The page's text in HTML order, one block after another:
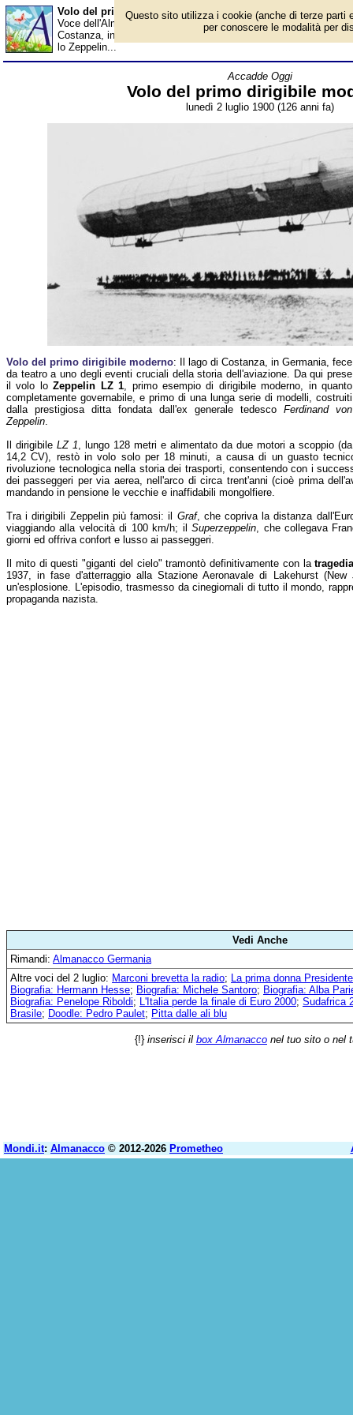
Volo del primo dirigibile moderno - Almanacco
Voce dell'Almanacco del 2 luglio, per la rubrica 'Accadde Oggi'.
Costanza, in Germania, fece da teatro a uno degli eventi
lo Zeppelin...
Accadde Oggi
Volo del primo dirigibile
lunedì 2 luglio 1900 (126 anni fa)
Volo del primo dirigibile moderno: Il lago di Costanza, in Germania, fece
da teatro a uno degli eventi cruciali della storia dell'aviazione. Da qui prese
il volo loZeppelin LZ 1, primo esempio di dirigibile moderno, in quanto
completamente governabile, e primo di una lunga serie di modelli, costruiti
dalla prestigiosa ditta fondata dall'ex generale tedesco Ferdinand von
Zeppelin.
Il dirigibile LZ 1, lungo 128 metri e alimentato da due motori a scoppio (da
14,2 CV), restò in volo solo per 18 minuti, a causa di un guasto
rivoluzione tecnologica nella storia dei trasporti, consentendo con i
dei passeggeri per via aerea, nell'arco di circa trent'anni (cioè prima
mandando in pensione le vecchie e inaffidabili mongolfiere.
Tra i dirigibili Zeppelin più famosi: il Graf, che copriva la distanza
viaggiando alla velocità di 100 km/h; ilSuperzeppelin, che collegava
giorni ed offriva confort e lusso ai passeggeri.
Il mito di questi "giganti del cielo" tramontò definitivamente con la
1937, in fase d'atterraggio alla Stazione Aeronavale di Lakehurst
un'esplosione. L'episodio, trasmesso da cinegiornali di tutto il mondo,
propaganda nazista.
Vedi Anche
Rimandi: Almanacco Germania
Altre voci del 2 luglio: Marconi brevetta la radio; La prima donna
Biografia: Hermann Hesse; Biografia: Michele Santoro; Biografia: Alba
Biografia: Penelope Riboldi; L'Italia perde la finale di Euro 2000; Sudafrica
Brasile; Doodle: Pedro Paulet; Pitta dalle ali blu
{!} inserisci il box Almanacco nel tuo sito o nel
Mondi.it: Almanacco © 2012-2026 Prometheo
Questo sito utilizza i cookie (anche di terze parti
per conoscere le modalità per